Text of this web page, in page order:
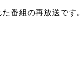
番組の再放送です。